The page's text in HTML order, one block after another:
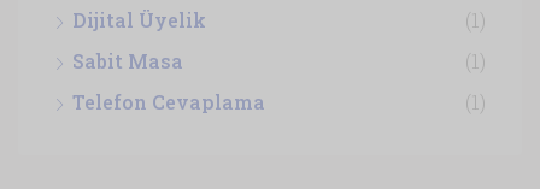
Dijital Üyelik
(1)
Sabit Masa
(1)
Telefon Cevaplama
(1)